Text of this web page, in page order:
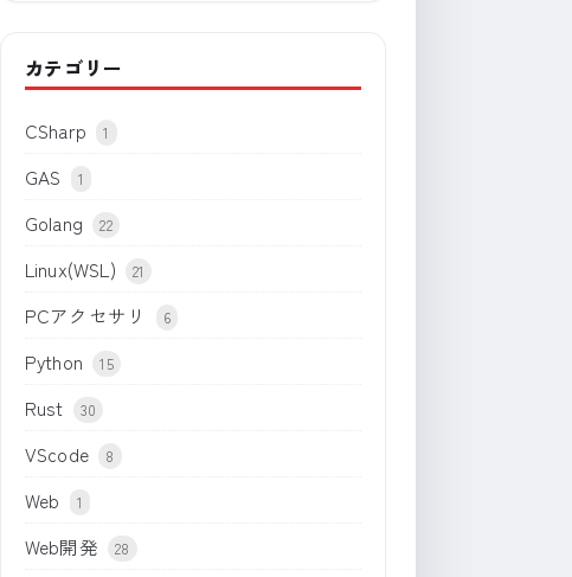
カテゴリー
CSharp 1
GAS 1
Golang 22
Linux(WSL) 21
PCアクセサリ 6
Python 15
Rust 30
VScode 8
Web 1
Web開発 28